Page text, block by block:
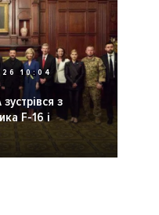
10:04
з
F-16 і